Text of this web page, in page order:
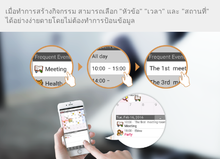
เมื่อทำการสร้างกิจกรรม สามารถเลือก "หัวข้อ" "เวลา" และ "สถานที่"
ได้อย่างง่ายดายโดยไม่ต้องทำการป้อนข้อมูล